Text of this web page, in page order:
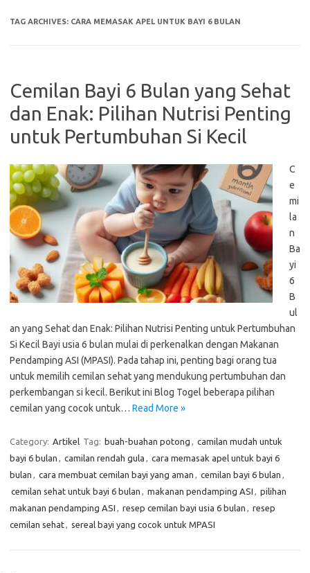
TAG ARCHIVES: CARA MEMASAK APEL UNTUK BAYI 6 BULAN
Cemilan Bayi 6 Bulan yang Sehat
dan Enak: Pilihan Nutrisi Penting
untuk Pertumbuhan Si Kecil
C
e
mi
la
n
Ba
yi
6
B
ul
an yang Sehat dan Enak: Pilihan Nutrisi Penting untuk Pertumbuhan
Si Kecil Bayi usia 6 bulan mulai di perkenalkan dengan Makanan
Pendamping ASI (MPASI). Pada tahap ini, penting bagi orang tua
untuk memilih cemilan sehat yang mendukung pertumbuhan dan
perkembangan si kecil. Berikut ini Blog Togel beberapa pilihan
cemilan yang cocok untuk… Read More »
Category: Artikel Tag: buah-buahan potong , camilan mudah untuk
bayi 6 bulan , camilan rendah gula , cara memasak apel untuk bayi 6
bulan , cara membuat cemilan bayi yang aman , cemilan bayi 6 bulan ,
cemilan sehat untuk bayi 6 bulan , makanan pendamping ASI , pilihan
makanan pendamping ASI , resep cemilan bayi usia 6 bulan , resep
cemilan sehat, sereal bayi yang cocok untuk MPASI